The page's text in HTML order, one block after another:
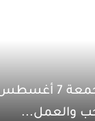
والعمل...